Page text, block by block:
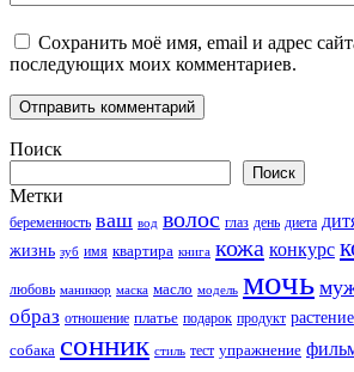
Сохранить моё имя, email и адрес
последующих моих комментариев.
Поиск
Поиск
Метки
беременность ваш вод волос глаз день диета
жизнь зуб имя квартира книга кожа конкурс
любовь маникюр маска масло модель мочь
образ отношение платье подарок продукт растение
собака сонник стиль тест упражнение